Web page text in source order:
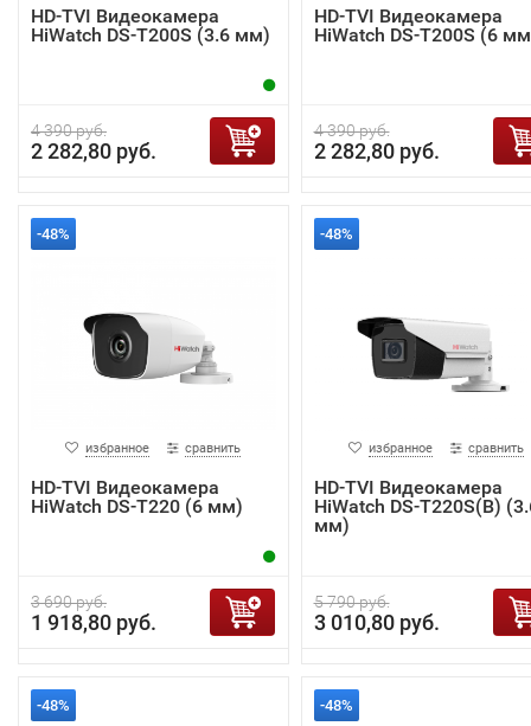
HD-TVI Видеокамера
HiWatch DS-T200S (3.6 мм)
4 390 руб.
2 282,80 руб.
HD-TVI Видеокамера
HiWatch DS-T200S (6
4 390 руб.
2 282,80 руб.
-48%
избранное сравнить
HD-TVI Видеокамера
HiWatch DS-T220 (6 мм)
3 690 руб.
1 918,80 руб.
-48%
избранное сравнить
HD-TVI Видеокамера
HiWatch DS-T220S(B)
мм)
5 790 руб.
3 010,80 руб.
-48% -48%